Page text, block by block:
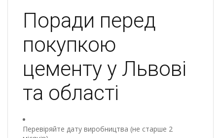
Поради перед
покупкою
цементу у Львові
та області
Перевіряйте дату виробництва (не старше 2